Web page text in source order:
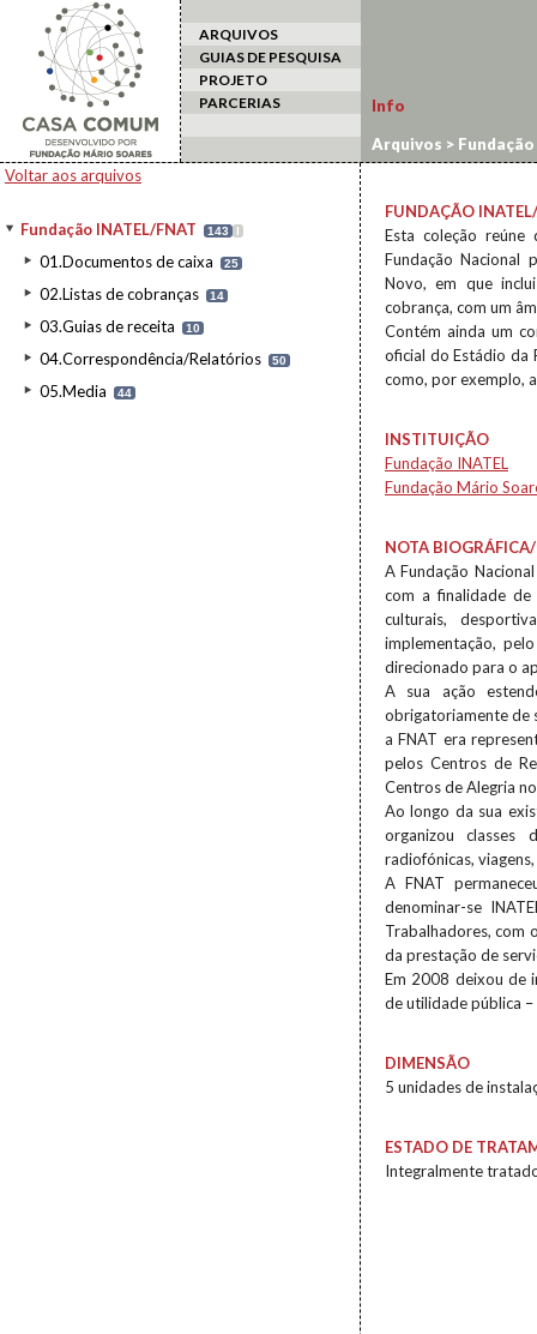
ARQUIVOS
GUIAS DE PESQUISA
PROJETO
PARCERIAS
Voltar aos arquivos
Fundação INATEL/FNAT 143 I
01.Documentos de caixa 25
02.Listas de cobranças 14
03.Guias de receita 10
04.Correspondência/Relatórios 50
05.Media 44
Info
Arquivos >
FUNDAÇÃO
Esta coleção reúne
Fundação Nacional
Novo, em que
cobrança, com um
Contém ainda um
oficial do Estádio da
como, por exemplo,
INSTITUIÇÃO
Fundação INATEL
Fundação Mário
NOTA
A Fundação
com a finalidade de
culturais,
implementação,
direcionado para o
A sua ação
obrigatoriamente de
a FNAT era
pelos Centros de
Centros de Alegria
Ao longo da sua
organizou classes
radiofónicas,
A FNAT
denominar-se
Trabalhadores, com
da prestação de
Em 2008 deixou de
de utilidade pública –
DIMENSÃO
5 unidades de
ESTADO DE
Integralmente